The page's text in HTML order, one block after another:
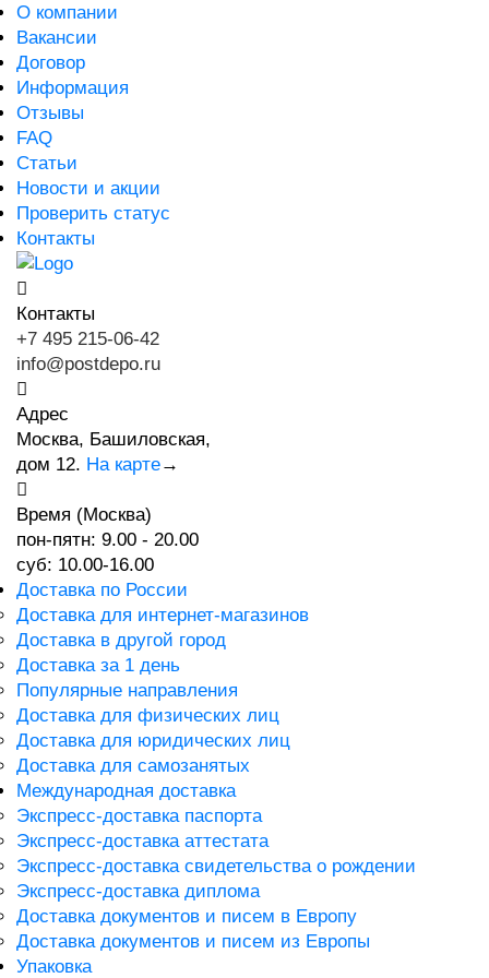
О компании
Вакансии
Договор
Информация
Отзывы
FAQ
Статьи
Новости и акции
Проверить статус
Контакты
Контакты
+7 495 215-06-42
info@postdepo.ru
Адрес
Москва, Башиловская,
дом 12. На карте→
Время (Москва)
пон-пятн: 9.00 - 20.00
суб: 10.00-16.00
Доставка по России
Доставка для интернет-магазинов
Доставка в другой город
Доставка за 1 день
Популярные направления
Доставка для физических лиц
Доставка для юридических лиц
Доставка для самозанятых
Международная доставка
Экспресс-доставка паспорта
Экспресс-доставка аттестата
Экспресс-доставка свидетельства о рождении
Экспресс-доставка диплома
Доставка документов и писем в Европу
Доставка документов и писем из Европы
Упаковка